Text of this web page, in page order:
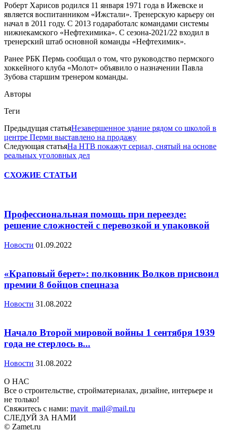
Роберт Харисов родился 11 января 1971 года в Ижевске и
является воспитанником «Ижстали». Тренерскую карьеру он
начал в 2011 году. С 2013 годаработалс командами системы
нижнекамского «Нефтехимика». С сезона-2021/22 входил в
тренерский штаб основной команды «Нефтехимик».
Ранее РБК Пермь сообщал о том, что руководство пермского
хоккейного клуба «Молот» объявило о назначении Павла
Зубова старшим тренером команды.
Авторы
Теги
Предыдущая статьяНезавершенное здание рядом со школой в
центре Перми выставлено на продажу
Следующая статьяНа НТВ покажут сериал, снятый на основе
реальных уголовных дел
СХОЖИЕ СТАТЬИ
Профессиональная помощь при переезде:
решение сложностей с перевозкой и упаковкой
Новости 01.09.2022
«Краповый берет»: полковник Волков присвоил
премии 8 бойцов спецназа
Новости 31.08.2022
Начало Второй мировой войны 1 сентября 1939
года не стерлось в...
Новости 31.08.2022
О НАС
Все о строительстве, стройматериалах, дизайне, интерьере и
не только!
Свяжитесь с нами: mavit_mail@mail.ru
СЛЕДУЙ ЗА НАМИ
© Zamet.ru